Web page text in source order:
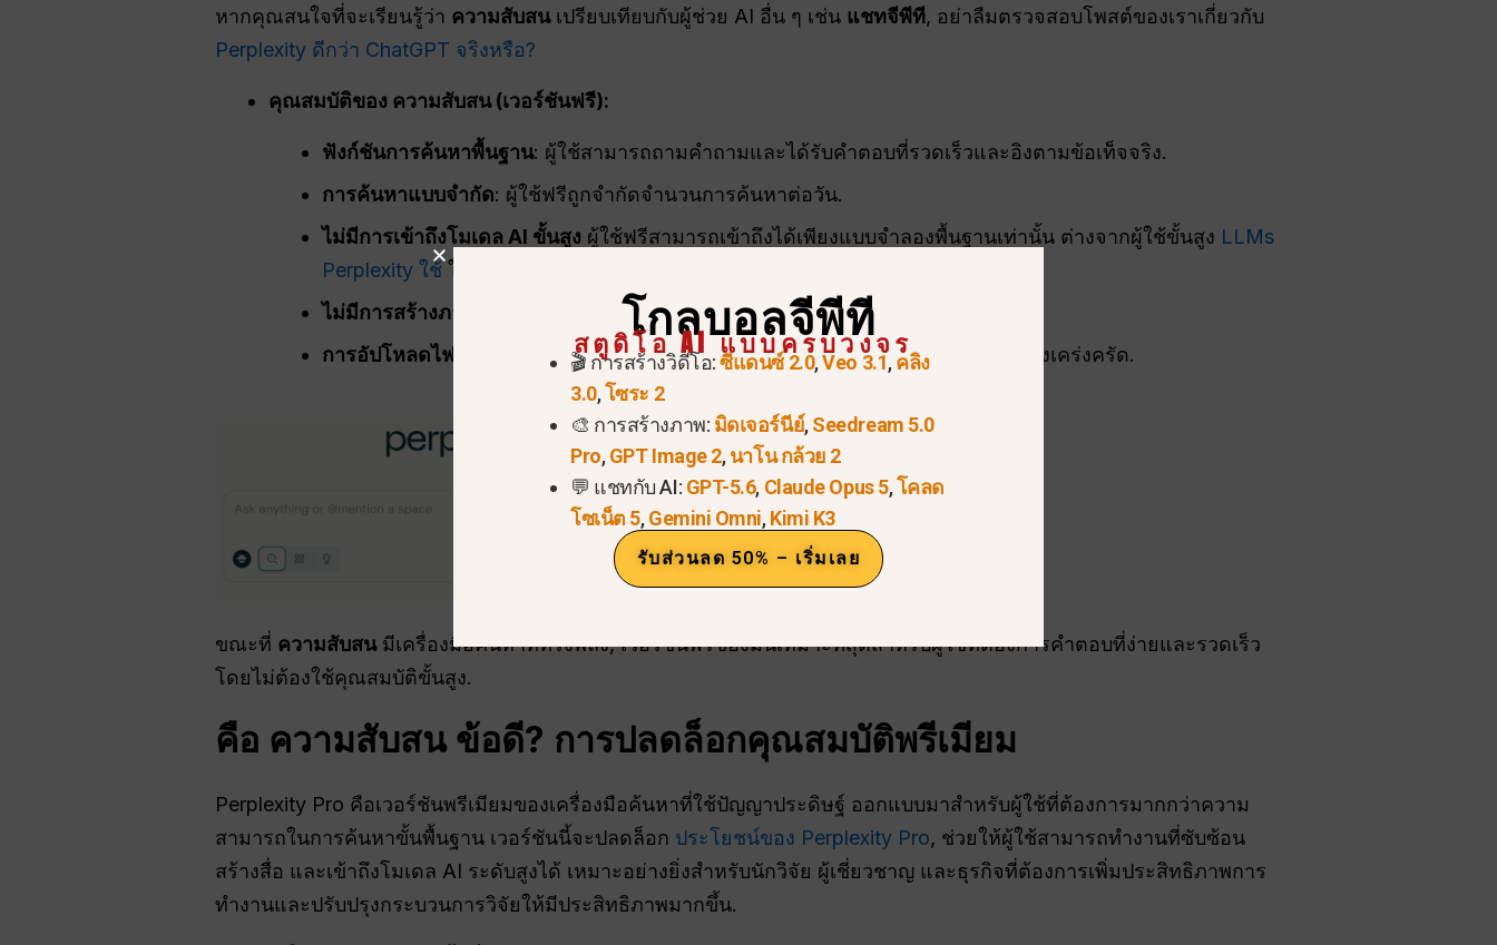
หากคุณสนใจที่จะเรียนรู้ว่า ความสับสนเปรียบเทียบกับผู้ช่วย AI อื่น ๆ เช่น แชทจีพีที, อย่าลืมตรวจสอบโพสต์ของเราเกี่ยวกับ
Perplexity ดีกว่า ChatGPT จริงหรือ?
คุณสมบัติของ ความสับสน(เวอร์ชันฟรี):
ฟังก์ชันการค้นหาพื้นฐาน: ผู้ใช้สามารถถามคำถามและได้รับคำตอบที่รวดเร็วและอิงตามข้อเท็จจริง.
การค้นหาแบบจำกัด: ผู้ใช้ฟรีถูกจำกัดจำนวนการค้นหาต่อวัน.
ไม่มีการเข้าถึงโมเดล AI ขั้นสูง ผู้ใช้ฟรีสามารถเข้าถึงได้เพียงแบบจำลองพื้นฐานเท่านั้น ต่างจากผู้ใช้ขั้นสูง LLMs
Perplexity ใช้ ในแพ็กเกจแบบชำระเงิน.
ไม่มีการสร้างภาพหรือวิดีโอ
: ฟีเจอร์สื่อเหล่านี้มีให้เฉพาะแผน Pro เท่านั้น.
การอัปโหลดไฟล์จำกัด
: ผู้ใช้สามารถอัปโหลดและวิเคราะห์ไฟล์ได้ แต่มีข้อจำกัดอย่างเคร่งครัด.
ขณะที่ ความสับสนมีเครื่องมือค้นหาที่ทรงพลัง, เวอร์ชันฟรีของมันเหมาะที่สุดสำหรับผู้ใช้ที่ต้องการคำตอบที่ง่ายและรวดเร็ว
โดยไม่ต้องใช้คุณสมบัติขั้นสูง.
คือ ความสับสนข้อดี? การปลดล็อกคุณสมบัติพรีเมียม
Perplexity Pro คือเวอร์ชันพรีเมียมของเครื่องมือค้นหาที่ใช้ปัญญาประดิษฐ์ ออกแบบมาสำหรับผู้ใช้ที่ต้องการมากกว่าความ
สามารถในการค้นหาขั้นพื้นฐาน เวอร์ชันนี้จะปลดล็อก ประโยชน์ของ Perplexity Pro, ช่วยให้ผู้ใช้สามารถทำงานที่ซับซ้อน
สร้างสื่อ และเข้าถึงโมเดล AI ระดับสูงได้ เหมาะอย่างยิ่งสำหรับนักวิจัย ผู้เชี่ยวชาญ และธุรกิจที่ต้องการเพิ่มประสิทธิภาพการ
ทำงานและปรับปรุงกระบวนการวิจัยให้มีประสิทธิภาพมากขึ้น.
โกลบอลจีพีที
สตูดิโอ AI แบบครบวงจร
🎬 การสร้างวิดีโอ:ซีแดนซ์ 2.0,Veo 3.1,คลิง
3.0,โซระ 2
🎨 การสร้างภาพ: มิดเจอร์นีย์,Seedream 5.0
Pro,GPT Image 2,นาโน กล้วย 2
💬 แชทกับ AI: GPT-5.6, Claude Opus 5,โคลด
โซเน็ต 5,Gemini Omni,Kimi K3
รับส่วนลด 50% – เริ่มเลย